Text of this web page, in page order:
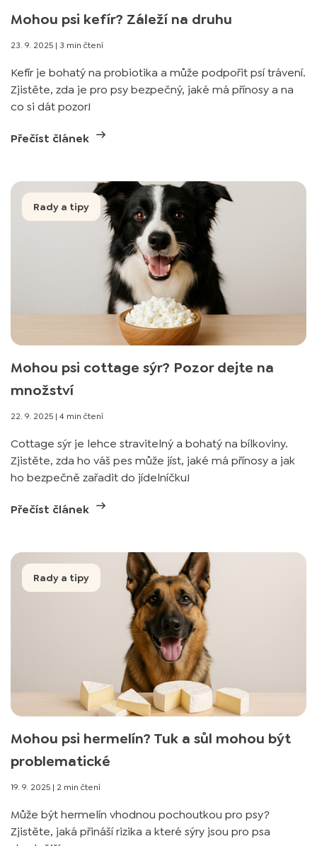
Mohou psi kefír? Záleží na druhu
23. 9. 2025 | 3 min čtení
Kefír je bohatý na probiotika a může podpořit psí trávení.
Zjistěte, zda je pro psy bezpečný, jaké má přínosy a na
co si dát pozor!
Přečíst článek
Rady a tipy
Mohou psi cottage sýr? Pozor dejte na
množství
22. 9. 2025 | 4 min čtení
Cottage sýr je lehce stravitelný a bohatý na bílkoviny.
Zjistěte, zda ho váš pes může jíst, jaké má přínosy a jak
ho bezpečně zařadit do jídelníčku!
Přečíst článek
Rady a tipy
Mohou psi hermelín? Tuk a sůl mohou být
problematické
19. 9. 2025 | 2 min čtení
Může být hermelín vhodnou pochoutkou pro psy?
Zjistěte, jaká přináší rizika a které sýry jsou pro psa